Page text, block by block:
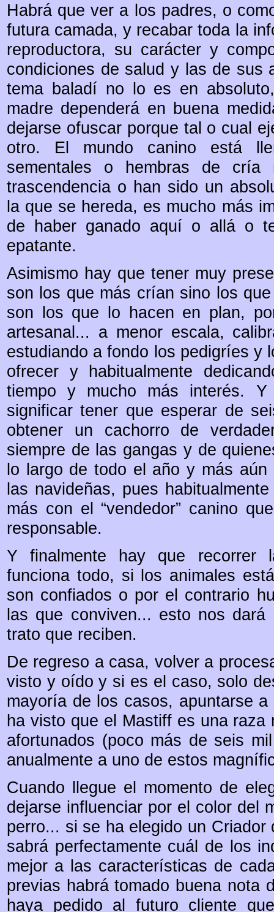
Habrá que ver a los padres, o
futura camada, y recabar toda la
reproductora, su carácter y
condiciones de salud y las de sus
tema baladí no lo es en
madre dependerá en buena
dejarse ofuscar porque tal o cual
otro. El mundo canino está
sementales o hembras de
trascendencia o han sido un
la que se hereda, es mucho más
de haber ganado aquí o allá o
epatante.
Asimismo hay que tener muy
son los que más crían sino los
son los que lo hacen en plan,
artesanal... a menor escala,
estudiando a fondo los pedigríes y
ofrecer y habitualmente
tiempo y mucho más interés.
significar tener que esperar de
obtener un cachorro de
siempre de las gangas y de
lo largo de todo el año y más
las navideñas, pues
más con el “vendedor” canino
responsable.
Y finalmente hay que recorrer
funciona todo, si los animales
son confiados o por el contrario
las que conviven... esto nos
trato que reciben.
De regreso a casa, volver a
visto y oído y si es el caso, solo
mayoría de los casos, apuntarse
ha visto que el Mastiff es una
afortunados (poco más de seis
anualmente a uno de estos
Cuando llegue el momento de
dejarse influenciar por el color del
perro... si se ha elegido un
sabrá perfectamente cuál de los
mejor a las características de
previas habrá tomado buena nota
haya pedido al futuro cliente